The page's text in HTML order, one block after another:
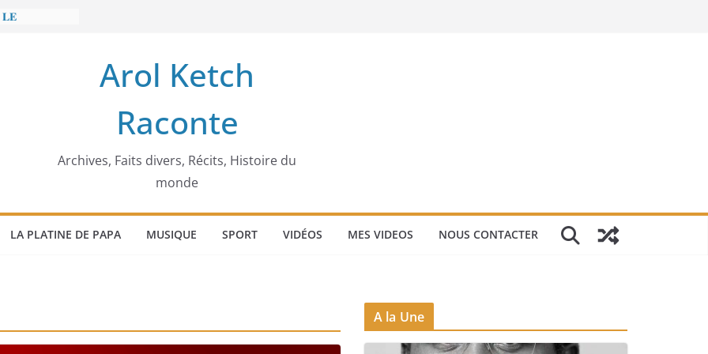
Arol Ketch
Raconte
Archives, Faits divers, Récits, Histoire du
monde
LA PLATINE DE PAPA MUSIQUE SPORT VIDÉOS MES VIDEOS NOUS CONTACTER
A la Une